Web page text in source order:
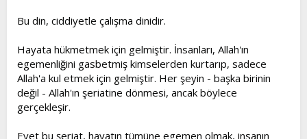
Bu din, ciddiyetle çalışma dinidir.
Hayata hükmetmek için gelmiştir. İnsanları, Allah'ın
egemenliğini gasbetmiş kimselerden kurtarıp, sadece
Allah'a kul etmek için gelmiştir. Her şeyin - başka birinin
değil - Allah'ın şeriatine dönmesi, ancak böylece
gerçekleşir.
Evet bu şeriat, hayatın tümüne egemen olmak, insanın